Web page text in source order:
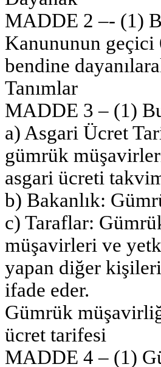
MADDE 2 –- (1)
Kanununun geçici
bendine
Tanımlar
MADDE 3 – (1)
a) Asgari Ücret
gümrük
asgari ücreti
b) Bakanlık:
c) Taraflar:
müşavirleri ve
yapan diğer
ifade eder.
Gümrük
ücret tarifesi
MADDE 4 – (1)